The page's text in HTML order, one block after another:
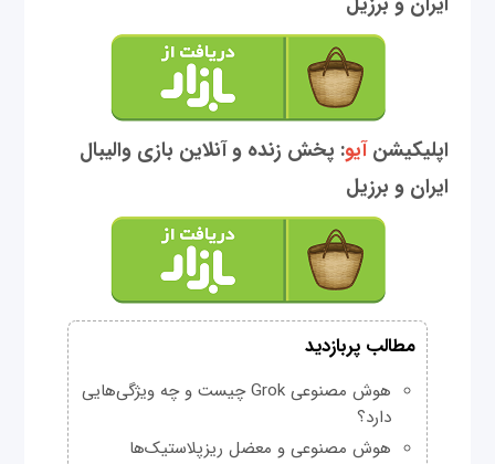
اپلیکیشنآیو: پخش زنده و آنلاین بازی والیبال
ایران و برزیل
مطالب پربازدید
هوش مصنوعی Grok چیست و چه ویژگی‌هایی
دارد؟
هوش مصنوعی و معضل ریزپلاستیک‌ها